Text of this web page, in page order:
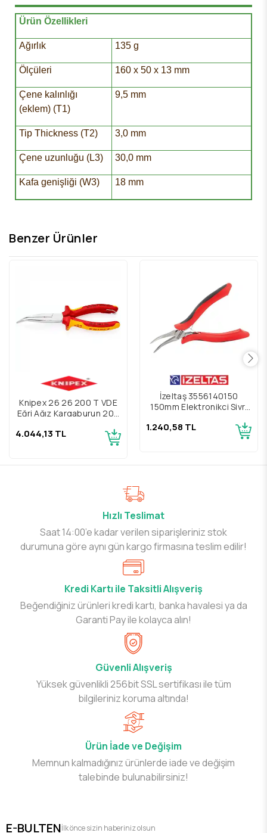
Ürün Özellikleri
Ağırlık 135 g
Ölçüleri 160 x 50 x 13 mm
Çene kalınlığı
(eklem) (T1)
9,5 mm
Tip Thickness (T2) 3,0 mm
Çene uzunluğu (L3) 30,0 mm
Kafa genişliği (W3) 18 mm
Benzer Ürünler
Knipex 26 26 200 T VDE
Eğri Ağız Kargaburun 200
4.044,13 TL
İzeltaş 3556140150
150mm Elektronikçi Sivri
1.240,58 TL
Hızlı Teslimat
Saat 14:00’e kadar verilen siparişleriniz stok
durumuna göre aynı gün kargo firmasına teslim edilir!
Kredi Kartı ile Taksitli Alışveriş
Beğendiğiniz ürünleri kredi kartı, banka havalesi ya da
Garanti Pay ile kolayca alın!
Güvenli Alışveriş
Yüksek güvenlikli 256bit SSL sertifikası ile tüm
bilgileriniz koruma altında!
Ürün İade ve Değişim
Memnun kalmadığınız ürünlerde iade ve değişim
talebinde bulunabilirsiniz!
E-BULTENİlk önce sizin haberiniz olsun